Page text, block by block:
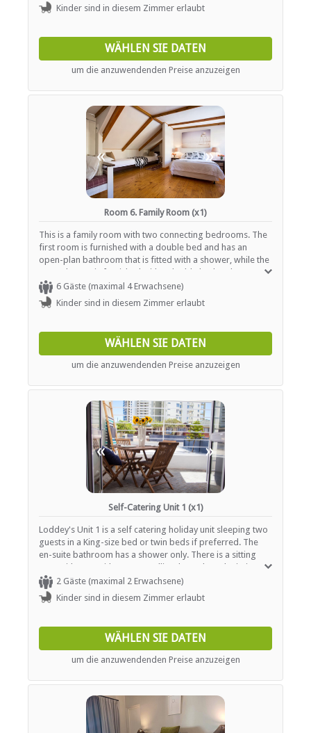
making facilities.
Kinder sind in diesem Zimmer erlaubt
WÄHLEN SIE DATEN
um die anzuwendenden Preise anzuzeigen
« »
Room 6. Family Room (x1)
This is a family room with two connecting bedrooms. The
first room is furnished with a double bed and has an
open-plan bathroom that is fitted with a shower, while the
second room is furnished with a double bed and two
single beds. This second room also has an en-suite
bathroom that is fitted with a bath. In-room amenities
include a TV with selected DStv channels and tea- and
6 Gäste (maximal 4 Erwachsene)
Kinder sind in diesem Zimmer erlaubt
WÄHLEN SIE DATEN
um die anzuwendenden Preise anzuzeigen
« »
Self-Catering Unit 1 (x1)
Loddey's Unit 1 is a self catering holiday unit sleeping two
guests in a King-size bed or twin beds if preferred. The
en-suite bathroom has a shower only. There is a sitting
area with a TV with DStv / satellite channels and Wi-Fi as
well as a dining table where you can enjoy your meals. This
unit is equipped with a kitchenette with a hot plate, fridge /
freezer, microwave cutlery and tea / coffee making
braai and a table and chairs. Breakfast can be arranged on
request with advanced notice.
2 Gäste (maximal 2 Erwachsene)
Kinder sind in diesem Zimmer erlaubt
WÄHLEN SIE DATEN
um die anzuwendenden Preise anzuzeigen